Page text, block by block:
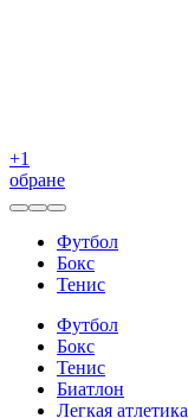
+1
обране
Футбол
Бокс
Тенис
Футбол
Бокс
Тенис
Биатлон
Легкая атлетика